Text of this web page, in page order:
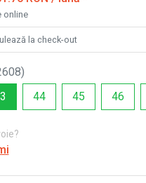
online
la check-out
)
44 45 46